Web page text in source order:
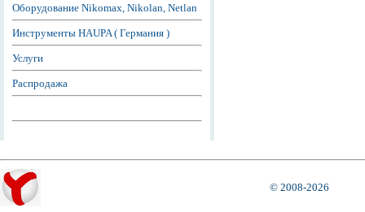
Оборудование Nikomax, Nikolan, Netlan
Инструменты HAUPA ( Германия )
Услуги
Распродажа
© 2008-2026